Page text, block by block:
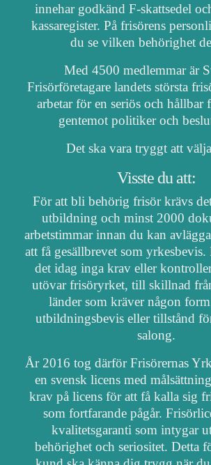
innehar godkänd F-skattsedel
kassaregister. På frisörens
du se vilken behörighet
Med 4500 medlemmar är
Frisörföretagare landets största
arbetar för en seriös och hållbar
gentemot politiker och
Det ska vara tryggt att
Visste du att:
För att bli behörig frisör krävs
utbildning och minst 2000
arbetstimmar innan du kan
att få gesällbrevet som
det idag inga krav eller
utövar frisöryrket, till skillnad
länder som kräver någon
utbildningsbevis eller tillstånd
salong.
År 2016 tog därför Frisörernas
en svensk licens med
krav på licens för att få kalla sig
som fortfarande pågår.
kvalitetsgaranti som intygar
behörighet och seriositet. Detta